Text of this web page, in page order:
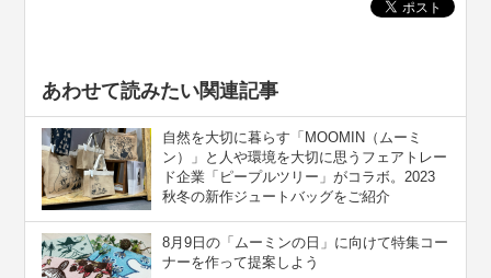
あわせて読みたい関連記事
自然を大切に暮らす「MOOMIN（ムーミ
ン）」と人や環境を大切に思うフェアトレー
ド企業「ピープルツリー」がコラボ。2023
秋冬の新作ジュートバッグをご紹介
8月9日の「ムーミンの日」に向けて特集コー
ナーを作って提案しよう